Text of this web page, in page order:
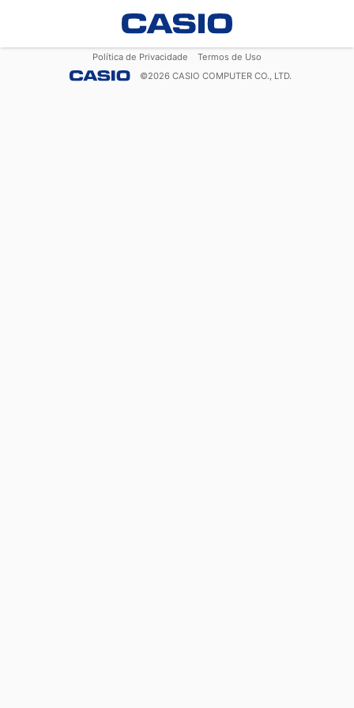
Política de Privacidade
Termos de Uso
©2026 CASIO COMPUTER CO., LTD.